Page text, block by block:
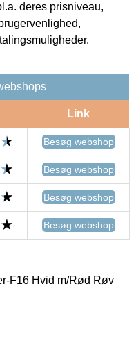
deres prisniveau,
Link
Besøg webshop
Besøg webshop
Besøg webshop
Besøg webshop
F16 Hvid m/Rød Røv